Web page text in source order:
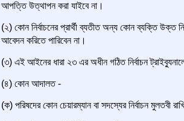
আপত্তি উত্থাপন করা যাইবে না।
(২) কোন নির্বাচনের প্রার্থী ব্যতীত অন্য কোন ব্যক্তি উক্ত
আবেদন করিতে পারিবেন না।
(৩) এই আইনের ধারা ২৩ এর অধীন গঠিত নির্বাচন
(৪) কোন আদালত -
(ক) পরিষদের কোন চেয়ারম্যান বা সদস্যের নির্বাচন মুলতবী